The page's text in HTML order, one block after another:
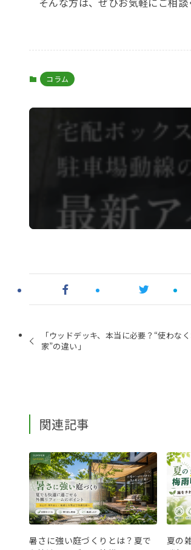
コラム
「ウッドデッキ、本当に必要？“使わな
家”の違い」
関連記事
暑さに強い庭づくりとは？夏で
夏の